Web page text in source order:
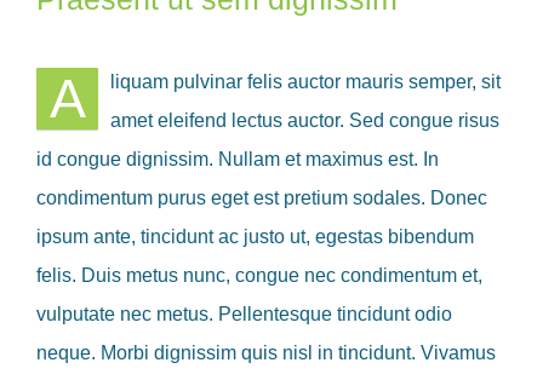
A
liquam pulvinar felis auctor mauris semper, sit
amet eleifend lectus auctor. Sed congue risus
id congue dignissim. Nullam et maximus est. In
condimentum purus eget est pretium sodales. Donec
ipsum ante, tincidunt ac justo ut, egestas bibendum
felis. Duis metus nunc, congue nec condimentum et,
vulputate nec metus. Pellentesque tincidunt odio
neque. Morbi dignissim quis nisl in tincidunt. Vivamus